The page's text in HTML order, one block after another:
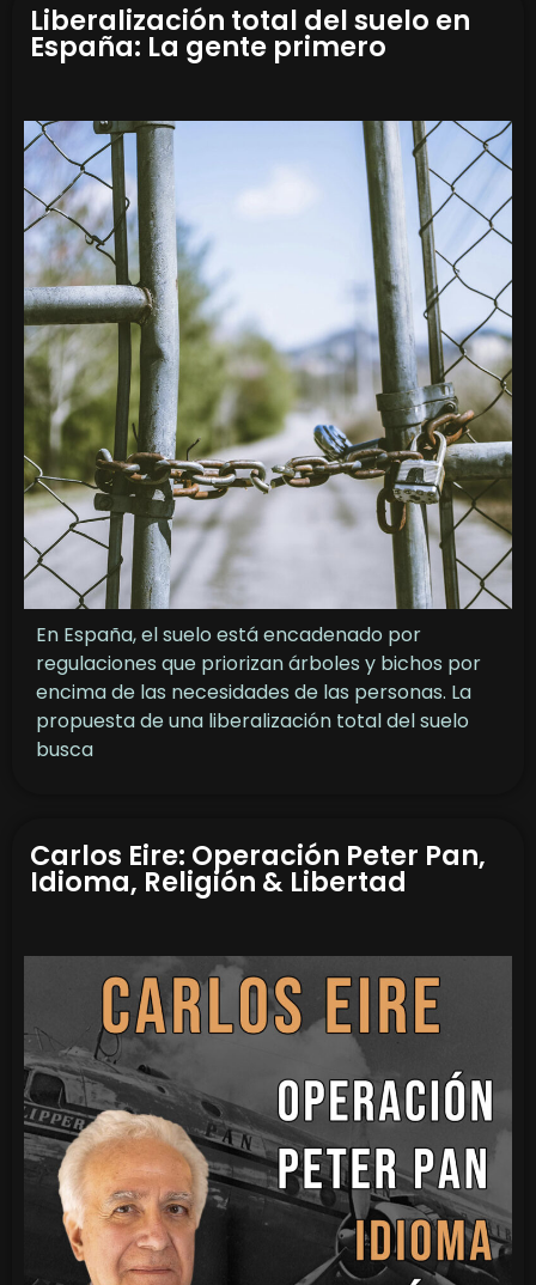
Liberalización total del suelo en
España: La gente primero
En España, el suelo está encadenado por
regulaciones que priorizan árboles y bichos por
encima de las necesidades de las personas. La
propuesta de una liberalización total del suelo
busca
Carlos Eire: Operación Peter Pan,
Idioma, Religión & Libertad